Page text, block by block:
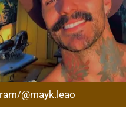
@mayk.leao